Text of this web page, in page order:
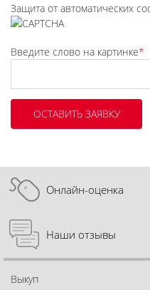
Защита от автоматических
Введите слово на картинке*
Онлайн-оценка
Наши отзывы
Выкуп